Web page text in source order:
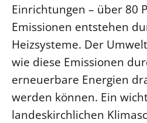
Einrichtungen – über 80
Emissionen entstehen
Heizsysteme. Der
wie diese Emissionen
erneuerbare Energien
werden können. Ein
landeskirchlichen